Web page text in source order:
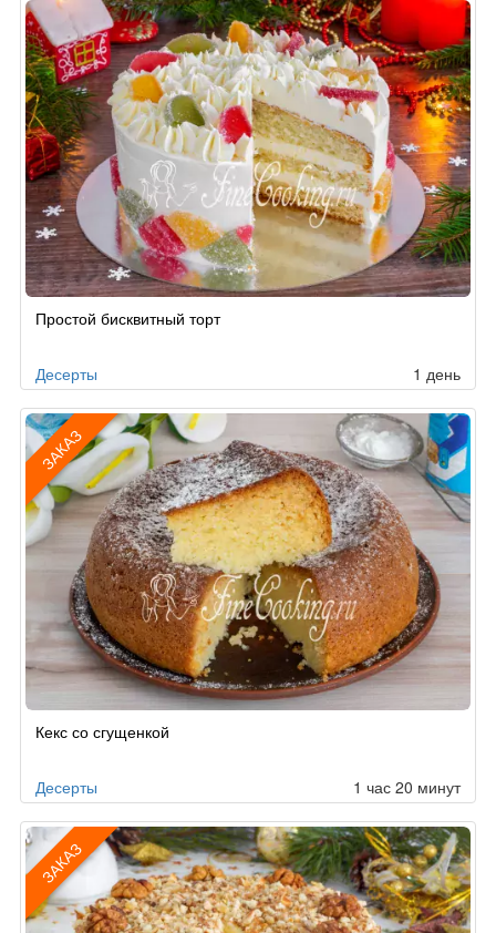
Простой бисквитный торт
Десерты 1 день
ЗАКАЗ
поКекс со сгущенкой
Десерты 1 час 20 минут
ЗАКАЗ